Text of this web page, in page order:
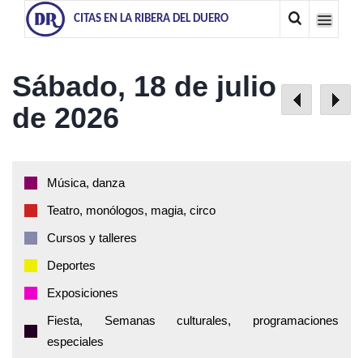
CITAS EN LA RIBERA DEL DUERO
Sábado, 18 de julio
de 2026
Música, danza
Teatro, monólogos, magia, circo
Cursos y talleres
Deportes
Exposiciones
Fiesta, Semanas culturales, programaciones
especiales